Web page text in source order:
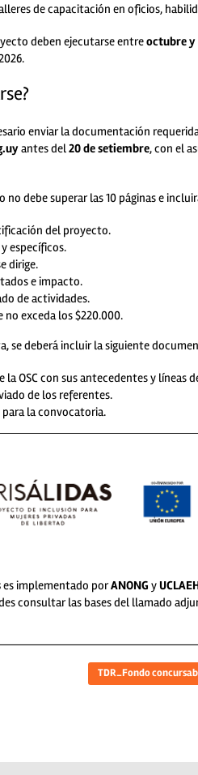
de capacitación en oficios,
deben ejecutarse entreoctubre y
enviar la documentación
antes del20 de setiembre, con el
no debe superar las 10 páginas e
del proyecto.
específicos.
dirige.
e impacto.
de actividades.
no exceda los $220.000.
se deberá incluir la siguiente
la OSC con sus antecedentes y líneas
de los referentes.
la convocatoria.
es implementado porANONG y
consultar las bases del llamado
TDR_Fondo